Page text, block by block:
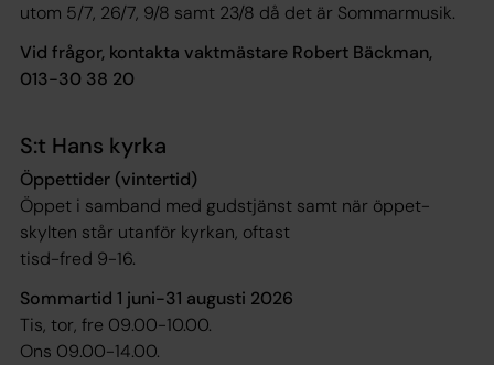
utom 5/7, 26/7, 9/8 samt 23/8 då det är Sommarmusik.
Vid frågor, kontakta vaktmästare Robert Bäckman,
013-30 38 20
S:t Hans kyrka
Öppettider (vintertid)
Öppet i samband med gudstjänst samt när öppet-
skylten står utanför kyrkan, oftast
tisd-fred 9-16.
Sommartid 1 juni-31 augusti 2026
Tis, tor, fre 09.00-10.00.
Ons 09.00-14.00.